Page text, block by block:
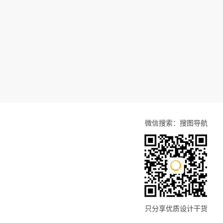
微信搜索：搜图导航
只分享优质设计干货